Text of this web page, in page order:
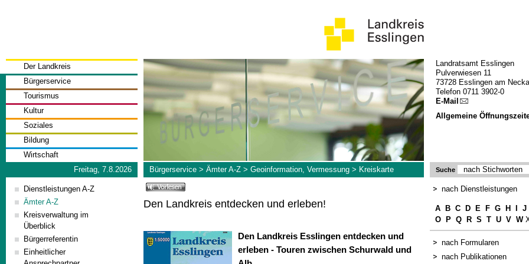
Der Landkreis
Bürgerservice
Tourismus
Kultur
Soziales
Bildung
Wirtschaft
Landratsamt Esslingen
Pulverwiesen 11
73728 Esslingen am
Telefon 0711 3902-0
E-Mail
Allgemeine
Freitag, 7.8.2026 Bürgerservice> Ämter A-Z> Geoinformation, Vermessung> Kreiskarte Suche
Dienstleistungen A-Z
Ämter A-Z
Kreisverwaltung im
Überblick
Bürgerreferentin
Einheitlicher
nach Dienstleistungen
A B C D E F G H J
O
P Q R S T U V W
nach Formularen
nach Publikationen
Den Landkreis entdecken und erleben!
Den Landkreis Esslingen entdecken und
erleben - Touren zwischen Schurwald und